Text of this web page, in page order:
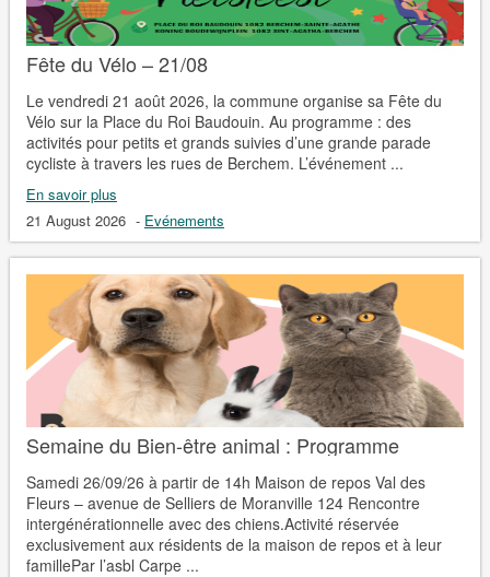
Fête du Vélo – 21/08
Le vendredi 21 août 2026, la commune organise sa Fête du
Vélo sur la Place du Roi Baudouin. Au programme : des
activités pour petits et grands suivies d’une grande parade
cycliste à travers les rues de Berchem. L’événement ...
En savoir plus
21 August 2026 - Evénements
Semaine du Bien-être animal : Programme
Samedi 26/09/26 à partir de 14h Maison de repos Val des
Fleurs – avenue de Selliers de Moranville 124 Rencontre
intergénérationnelle avec des chiens.Activité réservée
exclusivement aux résidents de la maison de repos et à leur
famillePar l’asbl Carpe ...